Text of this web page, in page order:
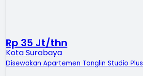
Rp 35 Jt/thn
Kota Surabaya
Disewakan Apartemen Tanglin Studio Plus